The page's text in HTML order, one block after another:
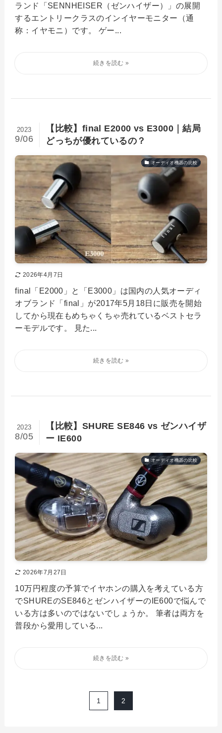
ランド「SENNHEISER（ゼンハイザー）」の展開
するエントリークラスのインイヤーモニター（通
称：イヤモニ）です。 ゲー...
【比較】final E2000 vs E3000｜結局
どっちが優れているの？
2023
9/06
オーディオ機器の比較
2026年4月7日
final「E2000」と「E3000」は国内の人気オーディ
オブランド「final」が2017年5月18日に販売を開始
してから現在もめちゃくちゃ売れているベストセラ
ーモデルです。 見た...
【比較】SHURE SE846 vs ゼンハイザ
ー IE600
2023
8/05
オーディオ機器の比較
2026年7月27日
10万円程度の予算でイヤホンの購入を考えている方
でSHUREのSE846とゼンハイザーのIE600で悩んで
いる方は多いのではないでしょうか。 筆者は両方を
普段から愛用している...
1 2